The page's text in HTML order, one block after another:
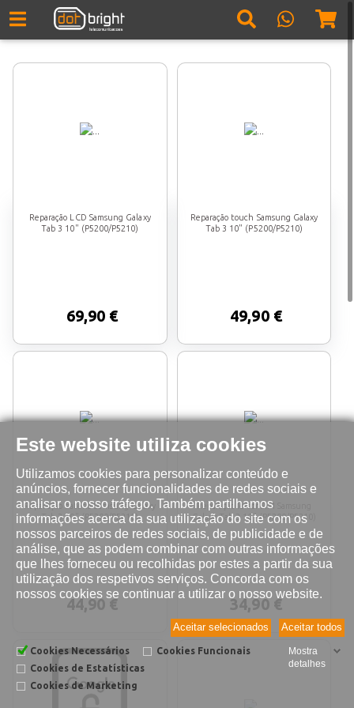
Este website utiliza cookies
Utilizamos cookies para personalizar conteúdo e
anúncios, fornecer funcionalidades de redes sociais e
analisar o nosso tráfego. Também partilhamos
informações acerca da sua utilização do site com os
nossos parceiros de redes sociais, de publicidade e de
análise, que as podem combinar com outras informações
que lhes forneceu ou recolhidas por estes a partir da sua
utilização dos respetivos serviços. Concorda com os
nossos cookies se continuar a utilizar o nosso website.
Aceitar todos
Aceitar selecionados
Cookies Necessários
Cookies Funcionais
Cookies de Estatísticas
Cookies de Marketing
Mostra
detalhes
Reparação LCD Samsung Galaxy
Tab 3 10" (P5200/P5210)
69,90 €
Reparação touch Samsung Galaxy
Tab 3 10" (P5200/P5210)
49,90 €
Reparação bateria Samsung Galaxy
Tab 3 10" (P5200/P5210)
44,90 €
Reparação leitor SIM Samsung
Galaxy Tab 3 10" (P5200/P5210)
34,90 €